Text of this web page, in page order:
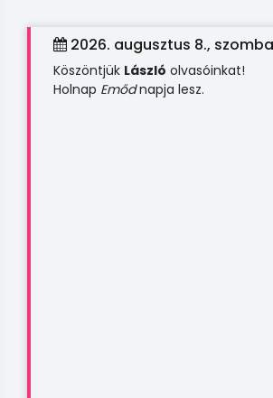
2026. augusztus 8.,
Köszöntjük László olvasóinkat!
Holnap Emődnapja lesz.